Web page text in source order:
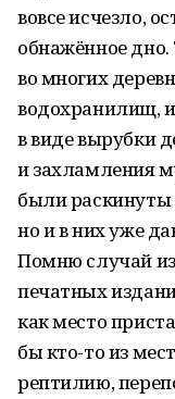
вовсе исчезло,
обнажённое
во многих
водохранилищ,
в виде вырубки
и захламления
были раскинуты
но и в них уже
Помню случай из
печатных
как место
бы кто-то из
рептилию,